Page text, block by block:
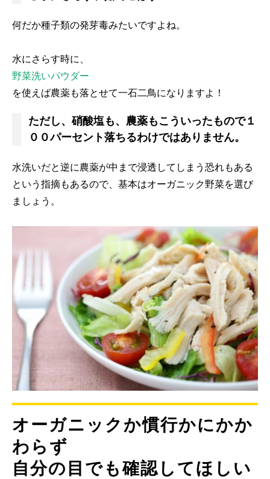
何だか種子類の発芽毒みたいですよね。
水にさらす時に、
野菜洗いパウダー
を使えば農薬も落とせて一石二鳥になりますよ！
ただし、硝酸塩も、農薬もこういったもので１
００パーセント落ちるわけではありません。
水洗いだと逆に農薬が中まで浸透してしまう恐れもある
という指摘もあるので、基本はオーガニック野菜を選び
ましょう。
オーガニックか慣行かにかか
わらず
自分の目でも確認してほしい